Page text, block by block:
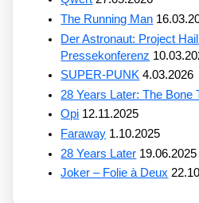
The Running Man
Der Astronaut: Project
Pressekonferenz
SUPER-PUNK 4.03.2026
28 Years Later: The Bone
Opi 12.11.2025
Faraway 1.10.2025
28 Years Later 19.06.2025
Joker – Folie à Deux